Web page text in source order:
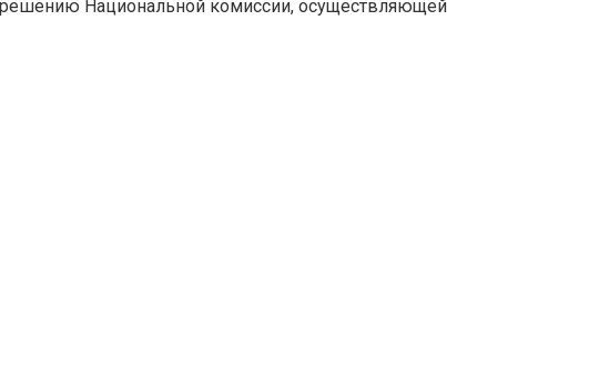
решению Национальной комиссии, осуществляющей